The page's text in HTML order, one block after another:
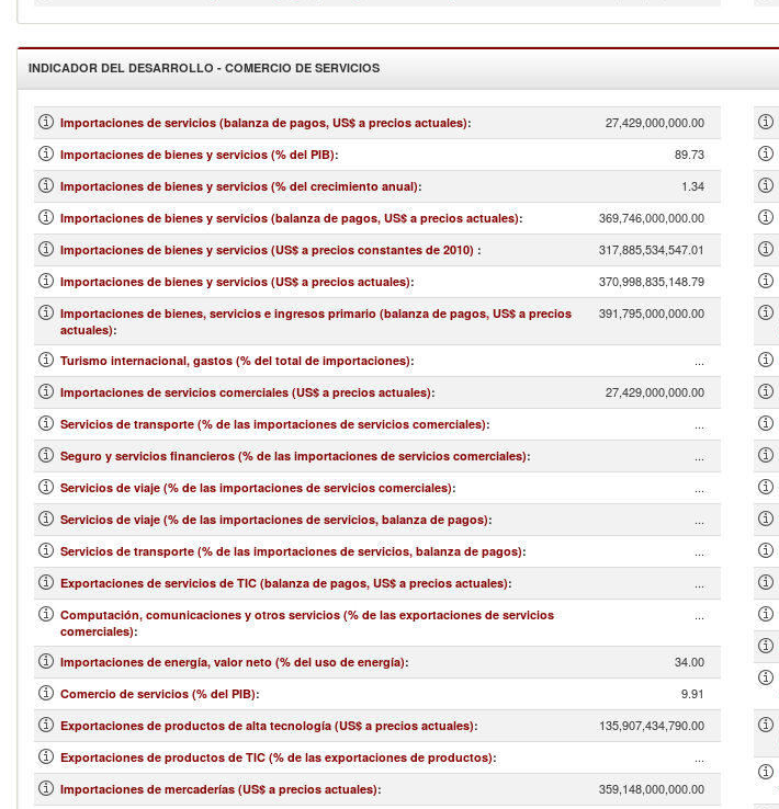
INDICADOR DEL DESARROLLO - COMERCIO DE SERVICIOS
Importaciones de servicios (balanza de pagos, US$ a precios actuales): 27,429,000,000.00
Importaciones de bienes y servicios (% del PIB): 89.73
Importaciones de bienes y servicios (% del crecimiento anual): 1.34
Importaciones de bienes y servicios (balanza de pagos, US$ a precios actuales): 369,746,000,000.00
Importaciones de bienes y servicios (US$ a precios constantes de 2010) : 317,885,534,547.01
Importaciones de bienes y servicios (US$ a precios actuales): 370,998,835,148.79
Importaciones de bienes, servicios e ingresos primario (balanza de pagos, US$ a precios
actuales):
391,795,000,000.00
Turismo internacional, gastos (% del total de importaciones): ...
Importaciones de servicios comerciales (US$ a precios actuales): 27,429,000,000.00
Servicios de transporte (% de las importaciones de servicios comerciales): ...
Seguro y servicios financieros (% de las importaciones de servicios comerciales): ...
Servicios de viaje (% de las importaciones de servicios comerciales): ...
Servicios de viaje (% de las importaciones de servicios, balanza de pagos): ...
Servicios de transporte (% de las importaciones de servicios, balanza de pagos): ...
Exportaciones de servicios de TIC (balanza de pagos, US$ a precios actuales): ...
Computación, comunicaciones y otros servicios (% de las exportaciones de servicios
comerciales):
...
Importaciones de energía, valor neto (% del uso de energía): 34.00
Comercio de servicios (% del PIB): 9.91
Exportaciones de productos de alta tecnología (US$ a precios actuales): 135,907,434,790.00
Exportaciones de productos de TIC (% de las exportaciones de productos): ...
Importaciones de mercaderías (US$ a precios actuales): 359,148,000,000.00